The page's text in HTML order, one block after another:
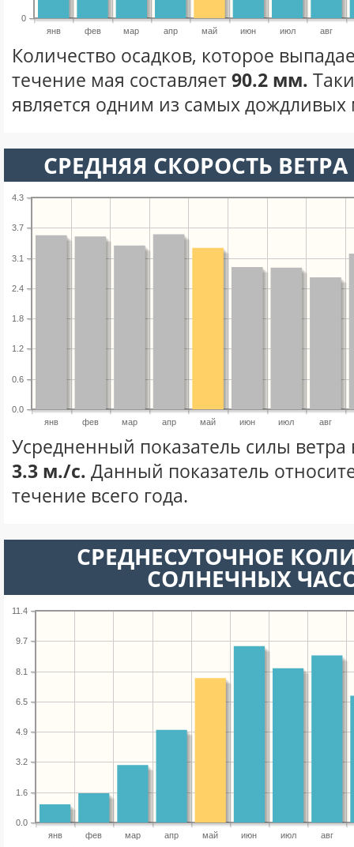
янв фев мар апр май июн июл авг
0
Количество осадков, которое
течение мая составляет90.2 мм.
является одним из самых дождливых
СРЕДНЯЯ СКОРОСТЬ
янв фев мар апр май июн июл авг
0.0
0.6
1.2
1.8
2.4
3.1
3.7
4.3
Усредненный показатель силы ветра
3.3 м./с. Данный показатель
течение всего года.
СРЕДНЕСУТОЧНОЕ
СОЛНЕЧНЫХ
янв фев мар апр май июн июл авг
0.0
1.6
3.2
4.9
6.5
8.1
9.7
11.4